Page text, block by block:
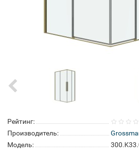
Рейтинг:
Производитель:
Модель: